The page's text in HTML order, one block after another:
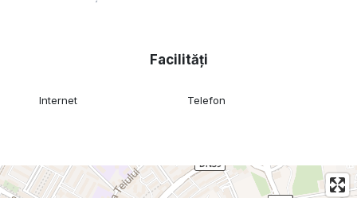
Facilități
Internet Telefon